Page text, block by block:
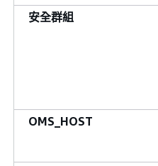
安全群組
OMS_HOST